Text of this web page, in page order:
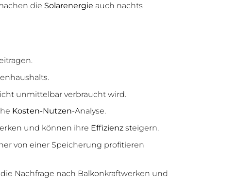
die Solarenergie auch nachts
unmittelbar verbraucht wird.
Kosten-Nutzen-Analyse.
und können ihre Effizienz steigern.
von einer Speicherung profitieren
Nachfrage nach Balkonkraftwerken und